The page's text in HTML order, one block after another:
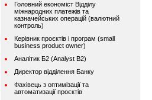
Головний економіст Відділу
міжнародних платежів та
казначейських операцій (валютний
контроль)
Керівник проєктів і програм (small
business product owner)
Аналітик Б2 (Analyst B2)
Директор відділення Банку
Фахівець з оптимізації та
автоматизації проєктів